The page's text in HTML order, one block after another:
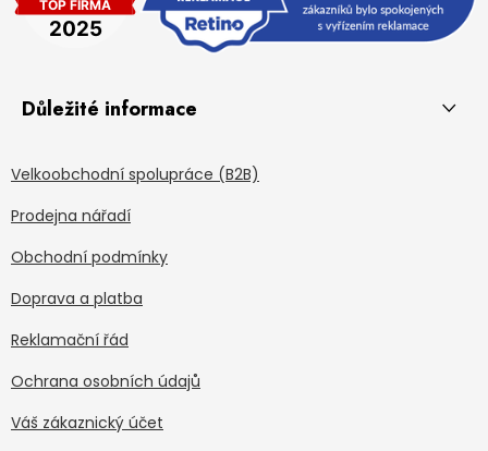
Důležité informace
Velkoobchodní spolupráce (B2B)
Prodejna nářadí
Obchodní podmínky
Doprava a platba
Reklamační řád
Ochrana osobních údajů
Váš zákaznický účet